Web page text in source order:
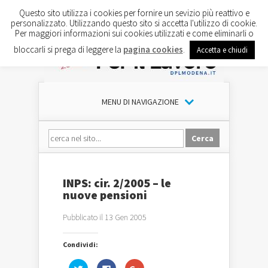
MENU DI NAVIGAZIONE
INPS: cir. 2/2005 – le
nuove pensioni
Pubblicato il 13 Gen 2005
Condividi:
Questo sito utilizza i cookies per fornire un sevizio più reattivo e
personalizzato. Utilizzando questo sito si accetta l'utilizzo di cookie.
Per maggiori informazioni sui cookies utilizzati e come eliminarli o
bloccarli si prega di leggere la pagina cookies Accetta e chiudi